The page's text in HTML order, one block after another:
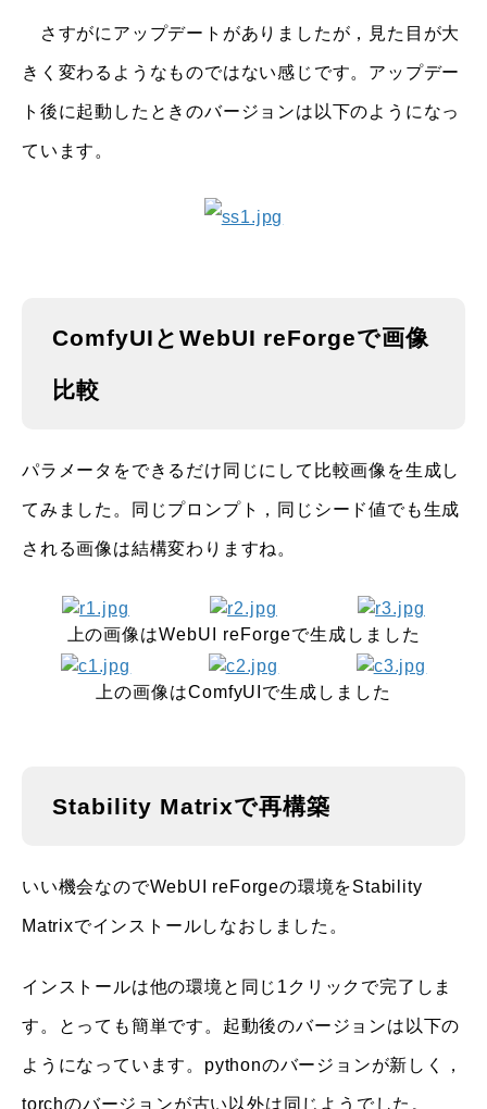
さすがにアップデートがありましたが，見た目が大
きく変わるようなものではない感じです。アップデー
ト後に起動したときのバージョンは以下のようになっ
ています。
ComfyUIとWebUI reForgeで画像
比較
パラメータをできるだけ同じにして比較画像を生成し
てみました。同じプロンプト，同じシード値でも生成
される画像は結構変わりますね。
上の画像はWebUI reForgeで生成しました
上の画像はComfyUIで生成しました
Stability Matrixで再構築
いい機会なのでWebUI reForgeの環境をStability
Matrixでインストールしなおしました。
インストールは他の環境と同じ1クリックで完了しま
す。とっても簡単です。起動後のバージョンは以下の
ようになっています。pythonのバージョンが新しく，
torchのバージョンが古い以外は同じようでした。